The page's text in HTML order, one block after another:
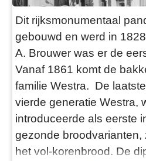
Dit rijksmonumentaal
gebouwd en werd in
A. Brouwer was er de
Vanaf 1861 komt de
familie Westra. De
vierde generatie Westra,
introduceerde als eerste
gezonde broodvarianten,
het vol-korenbrood. De